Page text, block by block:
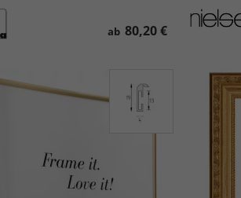
ab 80,20 €